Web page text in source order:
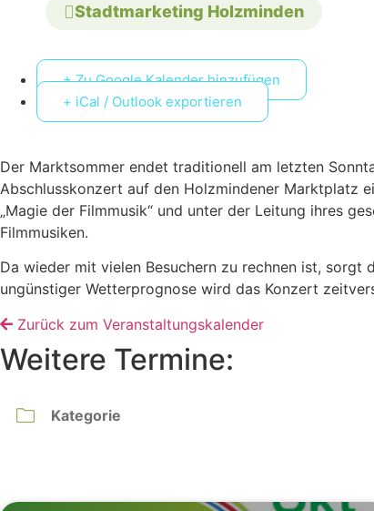
Stadtmarketing Holzminden
+ Zu Google Kalender hinzufügen
+ iCal / Outlook exportieren
Der Marktsommer endet traditionell am letzten
Abschlusskonzert auf den Holzmindener Marktplatz
„Magie der Filmmusik“ und unter der Leitung ihres
Filmmusiken.
Da wieder mit vielen Besuchern zu rechnen ist,
ungünstiger Wetterprognose wird das Konzert
Zurück zum Veranstaltungskalender
Weitere Termine: